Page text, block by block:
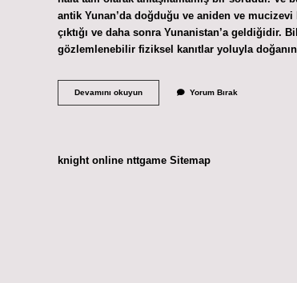
antik Yunan’da doğduğu ve aniden ve
çıktığı ve daha sonra Yunanistan’a
gözlemlenebilir fiziksel kanıtlar yoluyla
Devamını okuyunBilim
Nereden
Yorum Bırak
knight online nttgame Sitemap